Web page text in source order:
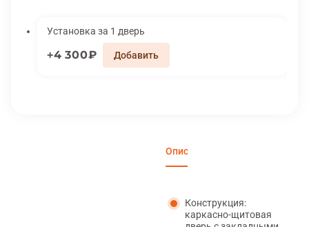
Установка за 1 дверь
4 300₽
Описание
Конструкция:
каркасно-щитовая